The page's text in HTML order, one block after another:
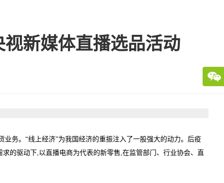
新媒体直播选品活动
务。“线上经济”为我国经济的重振注入了一股强大的动力。后疫
的驱动下,以直播电商为代表的新零售,在监管部门、行业协会、直